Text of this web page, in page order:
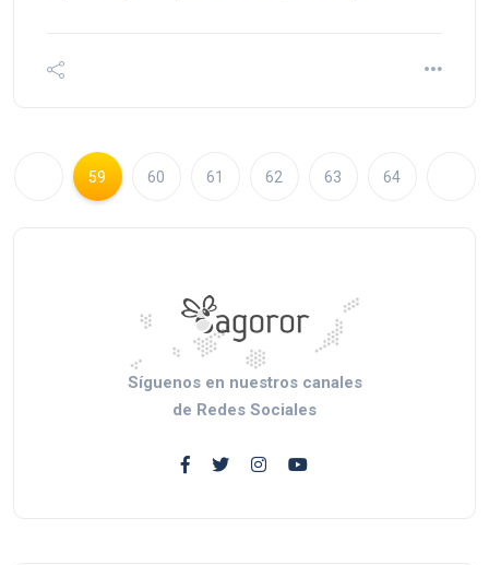
59 60 61 62 63 64
Síguenos en nuestros canales
de Redes Sociales